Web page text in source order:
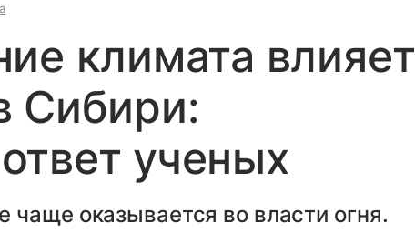
климата влияет
Сибири:
ученых
чаще оказывается во власти огня.